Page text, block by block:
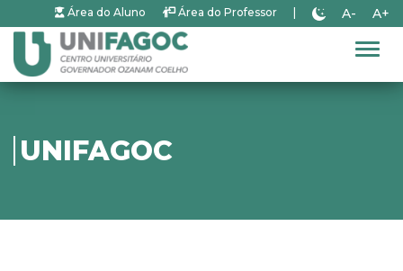
Área do Aluno Área do Professor A- A+
UNIFAGOC